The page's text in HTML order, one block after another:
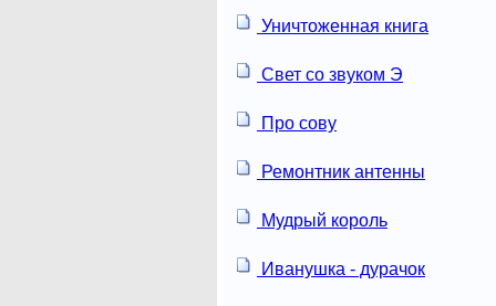
Уничтоженная книга
Свет со звуком Э
Про сову
Ремонтник антенны
Мудрый король
Иванушка - дурачок